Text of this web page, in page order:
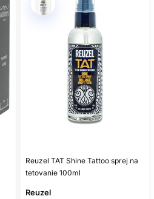
Reuzel TAT Shine Tattoo sprej na
tetovanie 100ml
Reuzel